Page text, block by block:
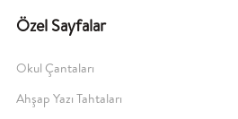
Özel Sayfalar
Okul Çantaları
Ahşap Yazı Tahtaları